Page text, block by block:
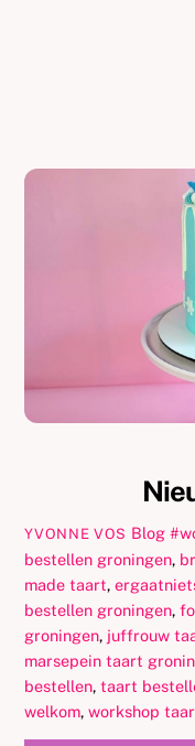
YVONNE VOS Blog
bestellen groningen,
made taart,
bestellen groningen,
groningen, juffrouw
marsepein taart
bestellen,taart
welkom,workshop